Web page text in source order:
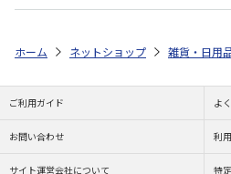
ホーム ネットショップ 雑貨・日用
ご利用ガイド よ
お問い合わせ 利
サイト運営会社について 特